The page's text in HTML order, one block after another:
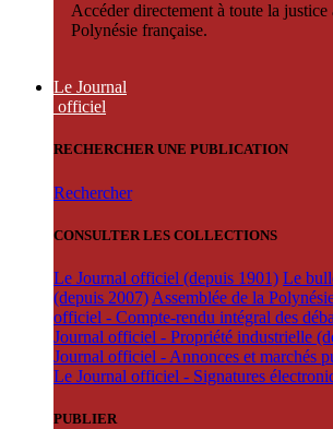
Accéder directement à toute la
Polynésie française.
Le Journal
officiel
RECHERCHER UNE PUBLICATION
Rechercher
CONSULTER LES COLLECTIONS
Le Journal officiel (depuis 1901) Le
(depuis 2007) Assemblée de la
officiel - Compte-rendu intégral des
Journal officiel - Propriété industrielle
Journal officiel - Annonces et marchés
Le Journal officiel - Signatures
PUBLIER